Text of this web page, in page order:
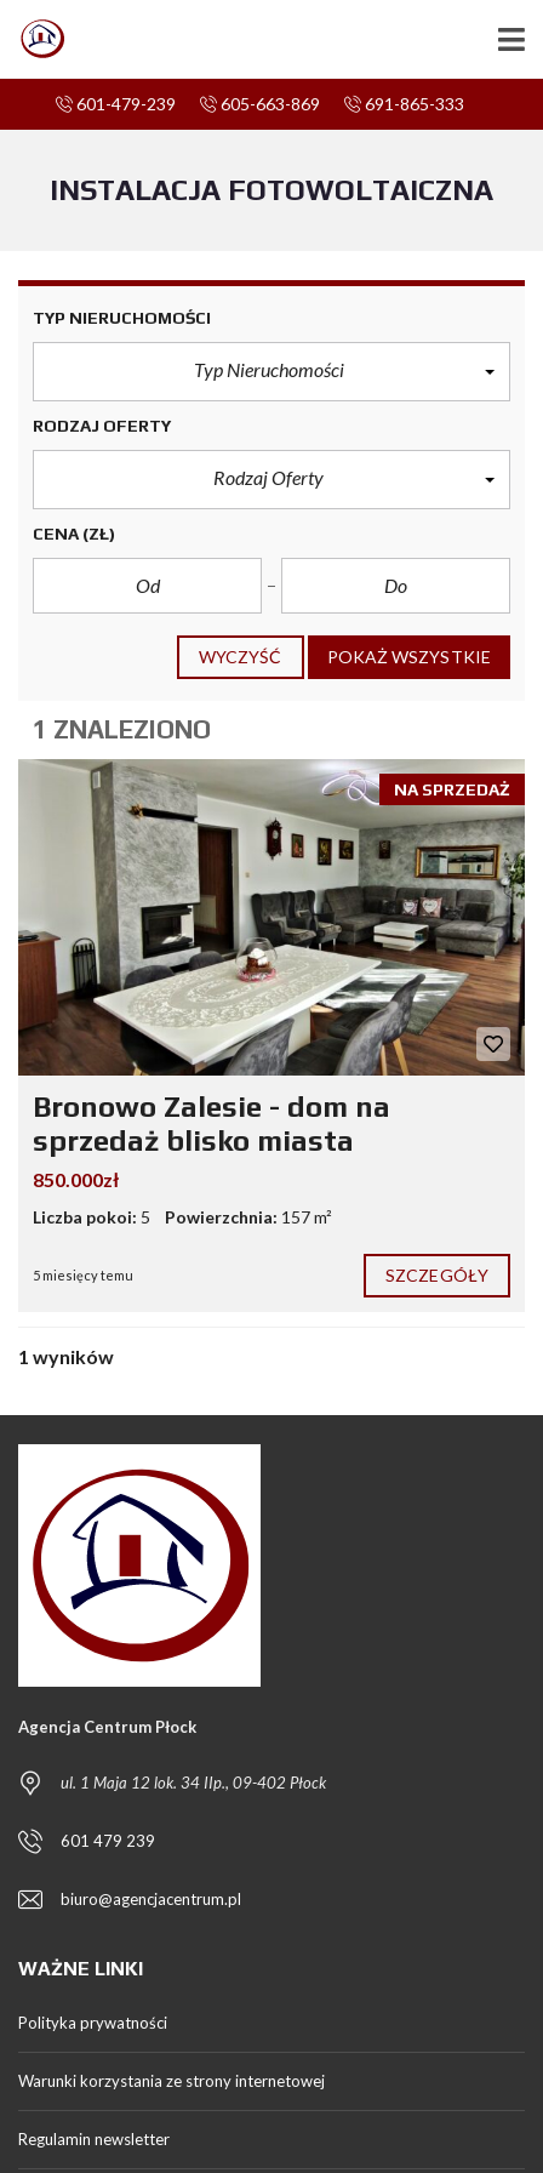
601-479-239 605-663-869 691-865-333
INSTALACJA FOTOWOLTAICZNA
TYP NIERUCHOMOŚCI
Typ Nieruchomości
RODZAJ OFERTY
Rodzaj Oferty
CENA (ZŁ)
WYCZYŚĆ POKAŻ WSZYSTKIE
1 ZNALEZIONO
NA SPRZEDAŻ
Bronowo Zalesie - dom na
sprzedaż blisko miasta
850.000zł
Liczba pokoi: 5 Powierzchnia: 157 m²
5 miesięcy temu SZCZEGÓŁY
1 wyników
Agencja Centrum Płock
ul. 1 Maja 12 lok. 34 IIp., 09-402 Płock
601 479 239
biuro@agencjacentrum.pl
WAŻNE LINKI
Polityka prywatności
Warunki korzystania ze strony internetowej
Regulamin newsletter